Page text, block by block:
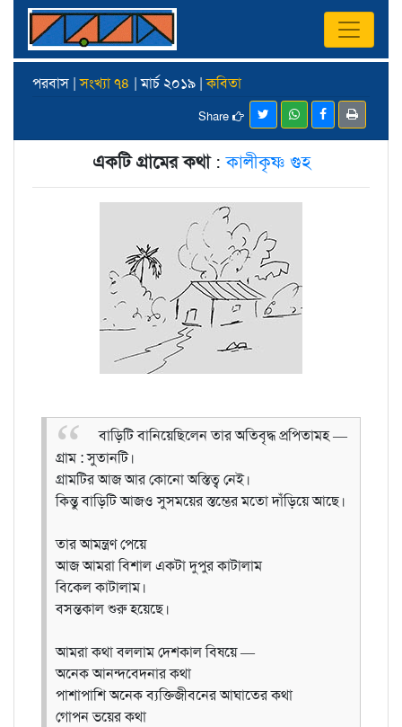
পরবাস |সংখ্যা ৭৪ | মার্চ ২০১৯ |কবিতা
Share
একটি গ্রামের কথা:কালীকৃষ্ণ গুহ
বাড়িটি বানিয়েছিলেন তার অতিবৃদ্ধ প্রপিতামহ —
গ্রাম : সুতানটি।
গ্রামটির আজ আর কোনো অস্তিত্ব নেই।
কিন্তু বাড়িটি আজও সুসময়ের স্তম্ভের মতো দাঁড়িয়ে আছে।
তার আমন্ত্রণ পেয়ে
আজ আমরা বিশাল একটা দুপুর কাটালাম
বিকেল কাটালাম।
বসন্তকাল শুরু হয়েছে।
আমরা কথা বললাম দেশকাল বিষয়ে —
অনেক আনন্দবেদনার কথা
পাশাপাশি অনেক ব্যক্তিজীবনের আঘাতের কথা
গোপন ভয়ের কথা